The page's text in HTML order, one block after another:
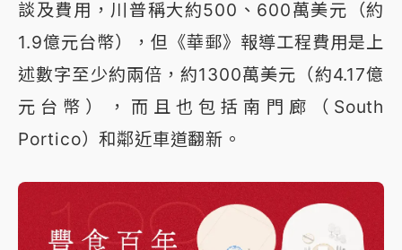
談及費用，川普稱大約500、600萬美元（約
1.9億元台幣），但《華郵》報導工程費用是上
述數字至少約兩倍，約1300萬美元（約4.17億
元台幣），而且也包括南門廊（South
Portico）和鄰近車道翻新。